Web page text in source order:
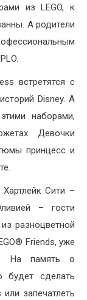
из LEGO, к
А родители
встретятся с
Disney. А
наборами,
Девочки
принцесс и
Сити –
– гости
разноцветной
Friends, уже
На память о
будет сделать
запечатлеть